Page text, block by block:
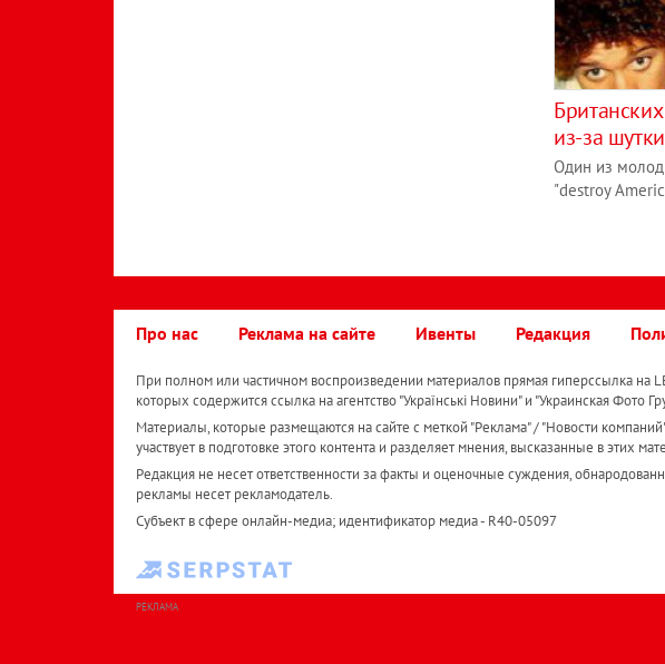
из-за
Один из
"destroy
Про нас Реклама на сайте Ивенты Редакция
При полном или частичном воспроизведении материалов прямая гиперссылка на
которых содержится ссылка на агентство "Українськi Новини" и "Украинская Фото
Материалы, которые размещаются на сайте с меткой "Реклама" / "Новости
участвует в подготовке этого контента и разделяет мнения, высказанные в этих
Редакция не несет ответственности за факты и оценочные суждения,
рекламы несет рекламодатель.
Субъект в сфере онлайн-медиа; идентификатор медиа - R40-05097
РЕКЛАМА